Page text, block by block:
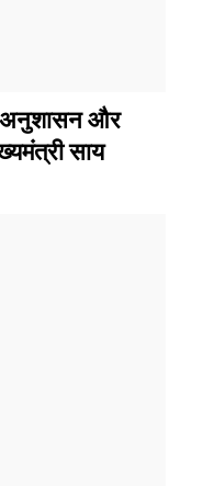
अनुशासन और
साय